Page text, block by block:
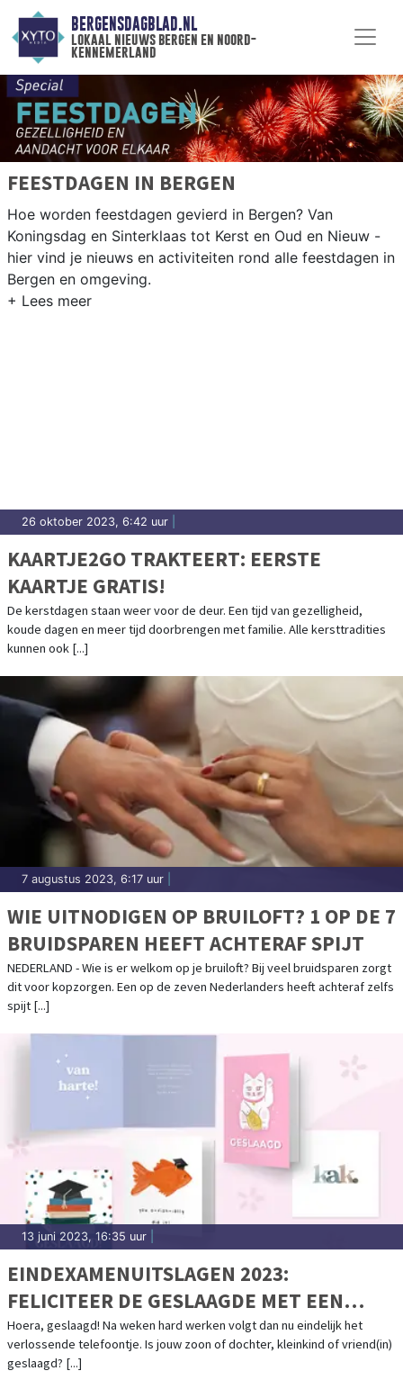
BERGENSDAGBLAD.NL
lokaal nieuws bergen en noord-
kennemerland
FEESTDAGEN IN BERGEN
Hoe worden feestdagen gevierd in Bergen? Van
Koningsdag en Sinterklaas tot Kerst en Oud en Nieuw -
hier vind je nieuws en activiteiten rond alle feestdagen in
Bergen en omgeving.
26 oktober 2023, 6:42 uur
KAARTJE2GO TRAKTEERT: EERSTE
KAARTJE GRATIS!
De kerstdagen staan weer voor de deur. Een tijd van gezelligheid,
koude dagen en meer tijd doorbrengen met familie. Alle kersttradities
kunnen ook [...]
7 augustus 2023, 6:17 uur
WIE UITNODIGEN OP BRUILOFT? 1 OP DE 7
BRUIDSPAREN HEEFT ACHTERAF SPIJT
NEDERLAND - Wie is er welkom op je bruiloft? Bij veel bruidsparen zorgt
dit voor kopzorgen. Een op de zeven Nederlanders heeft achteraf zelfs
spijt [...]
13 juni 2023, 16:35 uur
EINDEXAMENUITSLAGEN 2023:
FELICITEER DE GESLAAGDE MET EEN
KAART!
Hoera, geslaagd! Na weken hard werken volgt dan nu eindelijk het
verlossende telefoontje. Is jouw zoon of dochter, kleinkind of vriend(in)
geslaagd? [...]